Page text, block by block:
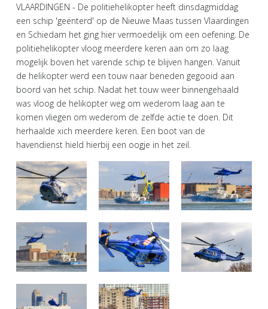
VLAARDINGEN - De politiehelikopter heeft dinsdagmiddag
een schip 'geënterd' op de Nieuwe Maas tussen Vlaardingen
en Schiedam het ging hier vermoedelijk om een oefening. De
politiehelikopter vloog meerdere keren aan om zo laag
mogelijk boven het varende schip te blijven hangen. Vanuit
de helikopter werd een touw naar beneden gegooid aan
boord van het schip. Nadat het touw weer binnengehaald
was vloog de helikopter weg om wederom laag aan te
komen vliegen om wederom de zelfde actie te doen. Dit
herhaalde xich meerdere keren. Een boot van de
havendienst hield hierbij een oogje in het zeil.